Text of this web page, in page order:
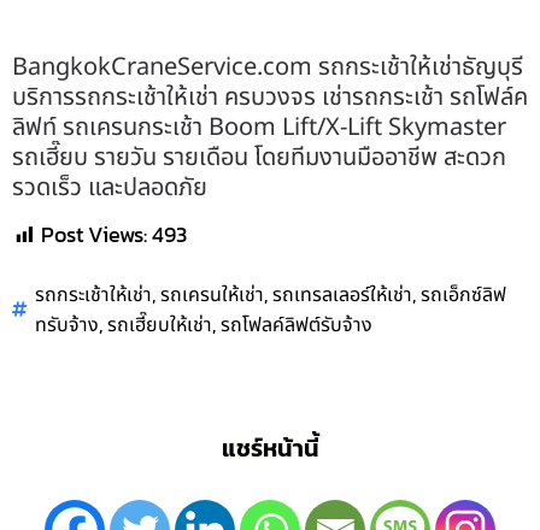
BangkokCraneService.com รถกระเช้าให้เช่าธัญบุรี
บริการรถกระเช้าให้เช่า ครบวงจร เช่ารถกระเช้า รถโฟล์ค
ลิฟท์ รถเครนกระเช้า Boom Lift/X-Lift Skymaster
รถเฮี๊ยบ รายวัน รายเดือน โดยทีมงานมืออาชีพ สะดวก
รวดเร็ว และปลอดภัย
Post Views:493
รถกระเช้าให้เช่า,รถเครนให้เช่า,รถเทรลเลอร์ให้เช่า,รถเอ็กซ์ลิฟ
ทรับจ้าง,รถเฮี๊ยบให้เช่า,รถโฟลค์ลิฟต์รับจ้าง
แชร์หน้านี้